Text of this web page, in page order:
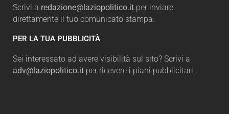
Scrivi a redazione@laziopolitico.it per inviare
direttamente il tuo comunicato stampa.
PER LA TUA PUBBLICITÀ
Sei interessato ad avere visibilità sul sito? Scrivi a
adv@laziopolitico.it per ricevere i piani pubblicitari.